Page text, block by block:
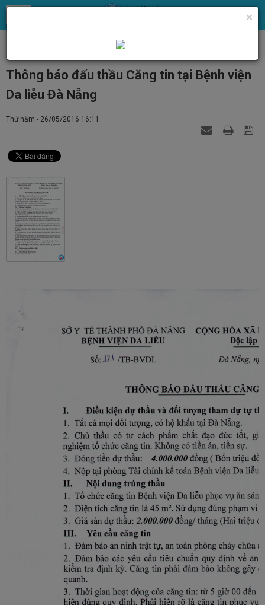
Tin tức, thông báo chung
Thông báo đấu thầu Căng tin tại Bệnh viện
Da liễu Đà Nẵng
Thứ năm - 26/05/2016 16:11
×